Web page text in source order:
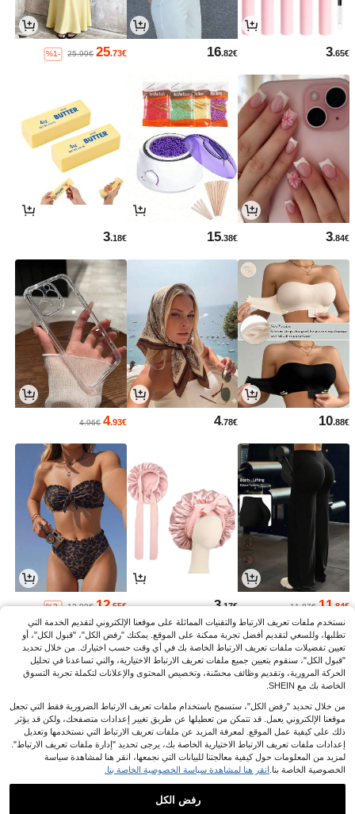
3.65€
16.82€
25.73€
25.99€
%1-
3.84€
15.38€
3.18€
10.88€
4.78€
4.93€
4.96€
11.84€
11.87€
3.17€
12.55€
12.99€
%3-
نستخدم ملفات تعريف الارتباط والتقنيات المماثلة على موقعنا الإلكتروني لتقديم الخدمة التي
تطلبها، وللسعي لتقديم أفضل تجربة ممكنة على الموقع. يمكنك "رفض الكل"، "قبول الكل"، أو
تعيين تفضيلات ملفات تعريف الارتباط الخاصة بك في أي وقت حسب اختيارك. من خلال تحديد
"قبول الكل"، سنقوم بتعيين جميع ملفات تعريف الارتباط الاختيارية، والتي تساعدنا في تحليل
الحركة المرورية، وتقديم وظائف محسّنة، وتخصيص المحتوى والإعلانات لتكملة تجربة التسوق
الخاصة بك مع SHEIN.
من خلال تحديد "رفض الكل"، ستسمح باستخدام ملفات تعريف الارتباط الضرورية فقط التي تجعل
موقعنا الإلكتروني يعمل. قد تتمكن من تعطيلها عن طريق تغيير إعدادات متصفحك، ولكن قد يؤثر
ذلك على كيفية عمل الموقع. لمعرفة المزيد عن ملفات تعريف الارتباط التي نستخدمها وتعديل
إعدادات ملفات تعريف الارتباط الاختيارية الخاصة بك، يرجى تحديد "إدارة ملفات تعريف الارتباط".
لمزيد من المعلومات حول كيفية معالجتنا للبيانات التي نجمعها، انقر هنا لمشاهدة سياسة
الخصوصية الخاصة بنا. انقر هنا لمشاهدة سياسة الخصوصية الخاصة بنا.
رفض الكل